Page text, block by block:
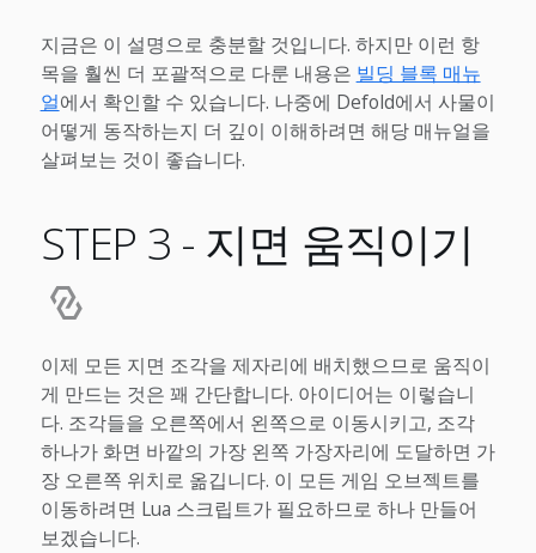
지금은 이 설명으로 충분할 것입니다. 하지만 이런 항
목을 훨씬 더 포괄적으로 다룬 내용은 빌딩 블록 매뉴
얼에서 확인할 수 있습니다. 나중에 Defold에서 사물이
어떻게 동작하는지 더 깊이 이해하려면 해당 매뉴얼을
살펴보는 것이 좋습니다.
STEP 3 - 지면 움직이기
이제 모든 지면 조각을 제자리에 배치했으므로 움직이
게 만드는 것은 꽤 간단합니다. 아이디어는 이렇습니
다. 조각들을 오른쪽에서 왼쪽으로 이동시키고, 조각
하나가 화면 바깥의 가장 왼쪽 가장자리에 도달하면 가
장 오른쪽 위치로 옮깁니다. 이 모든 게임 오브젝트를
이동하려면 Lua 스크립트가 필요하므로 하나 만들어
보겠습니다.